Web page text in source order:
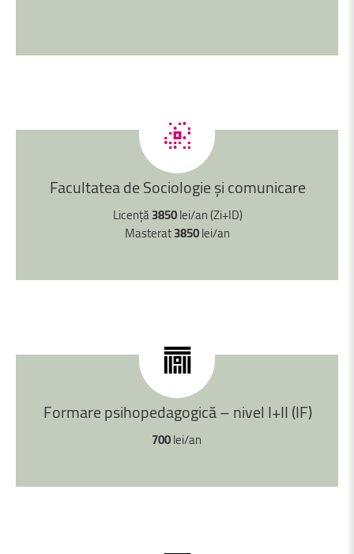
FacultateadeSociologieșicomunicare
Licență3850lei/an (Zi+ID)
Masterat3850lei/an
Formarepsihopedagogică–nivel I+II(IF)
700lei/an